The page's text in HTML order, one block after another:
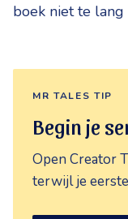
boek niet te lang
MR TALES TIP
Begin je
Open Creator
terwijl je